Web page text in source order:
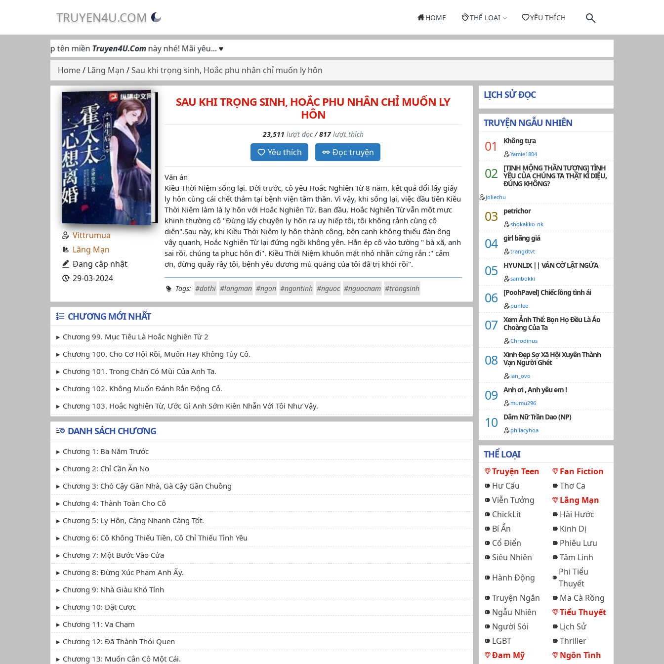
TRUYEN4U.COM HOME THỂ LOẠI YÊU THÍCH
truy cập tên miềnTruyen4U.Comnày nhé! Mãi yêu... ♥
Home/ Lãng Mạn /Sau khi trọng sinh, Hoắc phu nhân chỉ muốn ly hôn
Vittrumua
Lãng Mạn
Đang cập nhật
29-03-2024
SAU KHI TRỌNG SINH, HOẮC PHU NHÂN CHỈ MUỐN LY
HÔN
23,511 lượt đọc/817 lượt thích
Yêu thích Đọc truyện
Văn án
Kiều Thời Niệm sống lại. Đời trước, cô yêu Hoắc Nghiên Từ 8 năm, kết quả đổi lấy giấy
ly hôn cùng cái chết thảm tại bệnh viện tâm thần. Vì vậy, khi sống lại, việc đầu tiên Kiều
Thời Niệm làm là ly hôn với Hoắc Nghiên Từ. Ban đầu, Hoắc Nghiên Từ vẫn một mực
khinh thường cô "Đừng lấy chuyện ly hôn ra uy hiếp tôi, tôi không rảnh cùng cô
diễn".Sau này, khi Kiều Thời Niệm ly hôn thành công, bên cạnh không thiếu đàn ông
vây quanh, Hoắc Nghiên Từ lại đứng ngồi không yên. Hắn ép cô vào tường " bà xã, anh
sai rồi, chúng ta phục hôn đi". Kiều Thời Niệm khuôn mặt nhỏ nhắn cứng rắn :" cảm
ơn, đừng quấy rầy tôi, bệnh yêu đương mù quáng của tôi đã trị khỏi rồi".
Tags: #dothi #langman #ngon #ngontinh #nguoc #nguocnam #trongsinh
CHƯƠNG MỚI NHẤT
Chương 99. Mục Tiêu Là Hoắc Nghiên Từ 2
Chương 100. Cho Cơ Hội Rồi, Muốn Hay Không Tùy Cô.
Chương 101. Trong Chăn Có Mùi Của Anh Ta.
Chương 102. Không Muốn Đánh Rắn Động Cỏ.
Chương 103. Hoắc Nghiên Từ, Ước Gì Anh Sớm Kiên Nhẫn Với Tôi Như Vậy.
DANH SÁCH CHƯƠNG
Chương 1: Ba Năm Trước
Chương 2: Chỉ Cần Ăn No
Chương 3: Chó Cậy Gần Nhà, Gà Cậy Gần Chuồng
Chương 4: Thành Toàn Cho Cô
Chương 5: Ly Hôn, Càng Nhanh Càng Tốt.
Chương 6: Cô Không Thiếu Tiền, Cô Chỉ Thiếu Tình Yêu
Chương 7: Một Bước Vào Cửa
Chương 8: Đừng Xúc Phạm Anh Ấy.
Chương 9: Nhà Giàu Khó Tính
Chương 10: Đặt Cược
Chương 11: Va Chạm
Chương 12: Đã Thành Thói Quen
Chương 13: Muốn Cắn Cô Một Cái.
LỊCH SỬ ĐỌC
TRUYỆN NGẪU NHIÊN
Không tựa
Yamie1804
[TINH MỘNG THẦN TƯỢNG] TÌNH
YÊU CỦA CHÚNG TA THẬT KÌ DIỆU,
ĐÚNG KHÔNG?
joliechu
petrichor
shokakko-nk
girl băng giá
trangdtvt
HYUNLIX || VÁN CỜ LẬT NGỬA
sambokki
[PoohPavel] Chiếc lồng tình ái
punlee
Xem Ảnh Thể: Bọn Họ Đều Là Áo
Choàng Của Ta
Chrodinus
Xinh Đẹp Sợ Xã Hội Xuyên Thành
Vạn Người Ghét
ian_ovo
Anh ơi , Anh yêu em !
mumu296
Dâm Nữ Trần Dao (NP)
philacyhoa
THỂ LOẠI
Truyện Teen
Fan Fiction
Hư Cấu
Thơ Ca
Viễn Tưởng
Lãng Mạn
ChickLit
Hài Hước
Bí Ẩn
Kinh Dị
Cổ Điển
Phiêu Lưu
Siêu Nhiên
Tâm Linh
Hành Động
Phi Tiểu
Thuyết
Truyện Ngắn
Ma Cà Rồng
Ngẫu Nhiên
Tiểu Thuyết
Người Sói
Lịch Sử
LGBT
Thriller
Đam Mỹ
Ngôn Tình